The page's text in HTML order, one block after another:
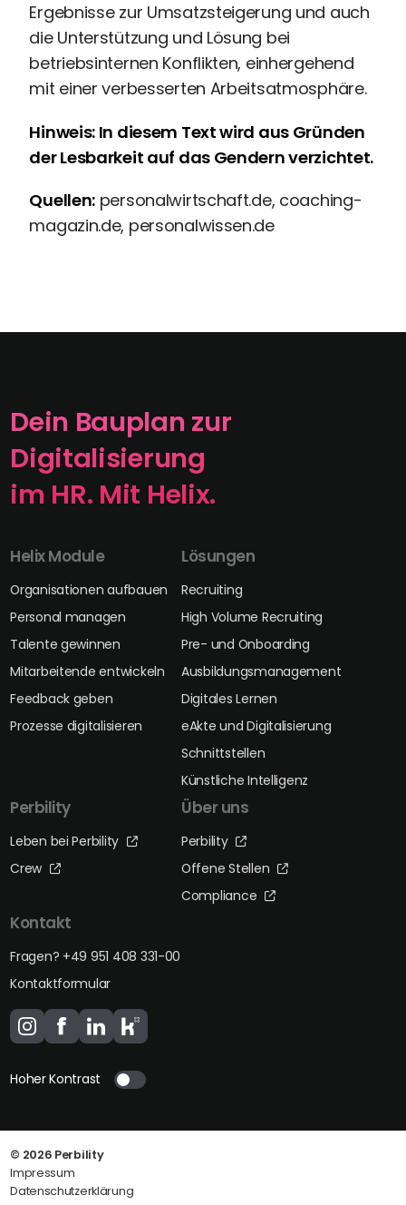
Ergebnisse zur Umsatzsteigerung und auch
die Unterstützung und Lösung bei
betriebsinternen Konflikten, einhergehend
mit einer verbesserten Arbeitsatmosphäre.
Hinweis: In diesem Text wird aus Gründen
der Lesbarkeit auf das Gendern verzichtet.
Quellen: personalwirtschaft.de, coaching-
magazin.de, personalwissen.de
Dein Bauplan zur
Digitalisierung
im HR. Mit Helix.
Helix Module
Organisationen aufbauen
Personal managen
Talente gewinnen
Mitarbeitende entwickeln
Feedback geben
Prozesse digitalisieren
Lösungen
Recruiting
High Volume Recruiting
Pre- und Onboarding
Ausbildungsmanagement
Digitales Lernen
eAkte und Digitalisierung
Schnittstellen
Künstliche Intelligenz
Perbility
Leben bei Perbility
Crew
Über uns
Perbility
Offene Stellen
Compliance
Kontakt
Fragen? +49 951 408 331-00
Kontaktformular
Hoher Kontrast
© 2026 Perbility
Impressum
Datenschutzerklärung